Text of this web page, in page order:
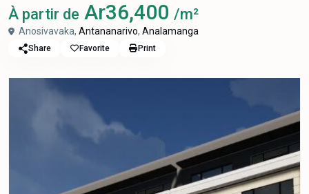
À partir de Ar36,400 /m²
Anosivavaka, Antananarivo, Analamanga
Share Favorite Print